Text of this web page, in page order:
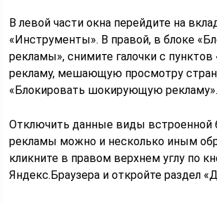
В левой части окна перейдите на
«Инструменты». В правой, в блоке
рекламы», снимите галочки с пунктов
рекламу, мешающую просмотру
«Блокировать шокирующую рекламу».
Отключить данные виды встроенной
рекламы можно и несколько иным
кликните в правом верхнем углу по
Яндекс.Браузера и откройте раздел